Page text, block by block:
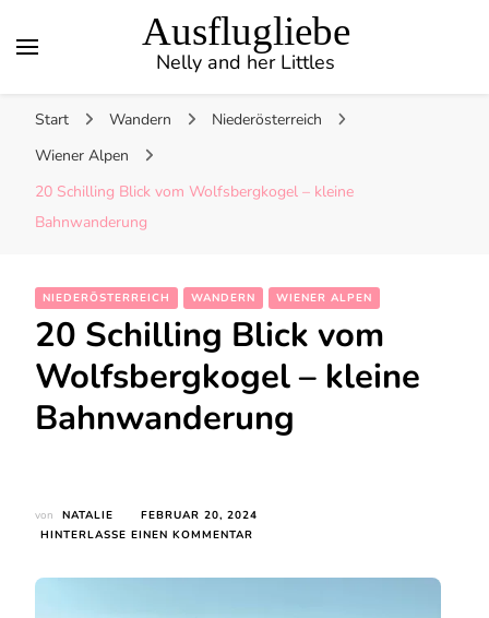
Ausflugliebe
Nelly and her Littles
Start Wandern
Niederösterreich
Wiener Alpen
20 Schilling Blick vom Wolfsbergkogel – kleine
Bahnwanderung
NIEDERÖSTERREICH WANDERN WIENER ALPEN
20 Schilling Blick vom
Wolfsbergkogel – kleine
Bahnwanderung
von NATALIE
FEBRUAR 20, 2024
HINTERLASSE EINEN KOMMENTAR